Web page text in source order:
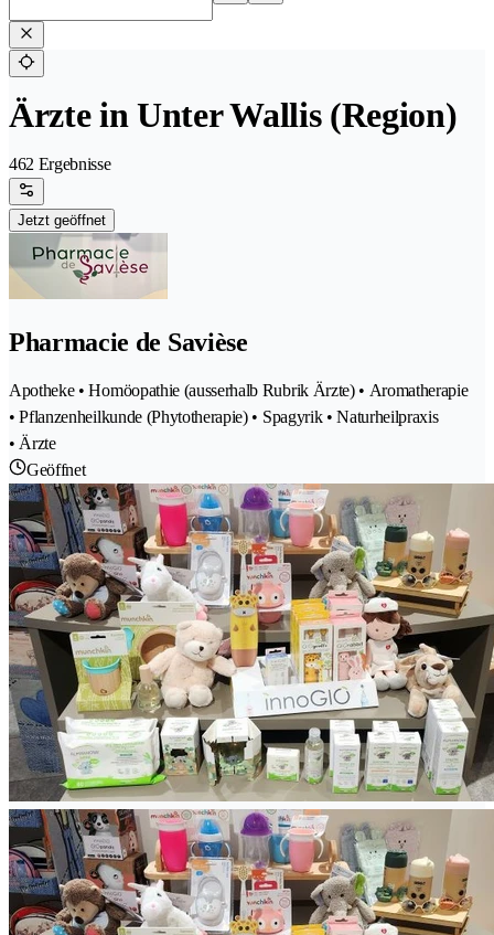
Ärzte in Unter Wallis (Region)
462 Ergebnisse
Jetzt geöffnet
Pharmacie de Savièse
Apotheke • Homöopathie (ausserhalb Rubrik Ärzte) • Aromatherapie
• Pflanzenheilkunde (Phytotherapie) • Spagyrik • Naturheilpraxis
• Ärzte
Geöffnet